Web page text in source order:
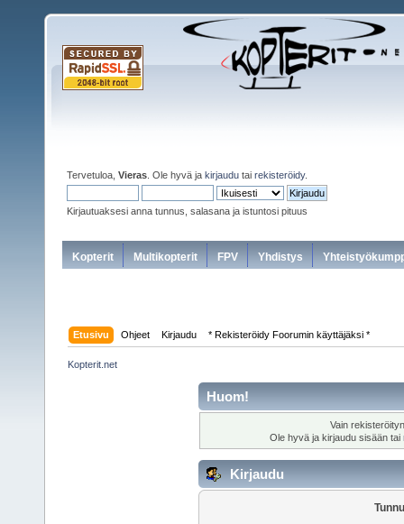
Tervetuloa, Vieras . Ole hyvä ja kirjaudu tai rekisteröidy.
Kirjautuaksesi anna tunnus, salasana ja istuntosi pituus
Kopterit Multikopterit FPV Yhdistys
Etusivu Ohjeet Kirjaudu * Rekisteröidy Foorumin käyttäjäksi *
Kopterit.net
Huom!
Vain
Ole hyvä ja kirjaudu sisään tai
Kirjaudu